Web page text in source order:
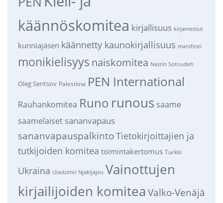
käännöskomitea kirjallisuus kirjamessut
kunniajäsen käännetty kaunokirjallisuus manifesti
monikielisyys naiskomitea Nasrin Sotoudeh
Oleg Sentsov Palestiina PEN International
Rauhankomitea Runo runous saame
saamelaiset sananvapaus
sananvapauspalkintoTietokirjoittajien ja
tutkijoiden komitea toimintakertomus Turkki
Ukraina Uladzimir Njakljajeu Vainottujen
kirjailijoiden komitea Valko-Venäjä